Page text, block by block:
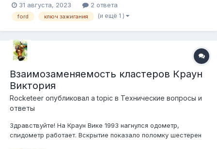
в интернете, например тут
https://www.locksmithcharley.com/transponder/ford.shtml (за
31 августа, 2023 2 ответа
ford ключ зажигания (и ещё 1 )
Взаимозаменяемость кластеров Краун
Виктория
Rocketeer опубликовал a topic в Технические вопросы и
ответы
Здравствуйте! На Краун Вике 1993 нагнулся одометр,
спидометр работает. Вскрытие показало поломку шестерен